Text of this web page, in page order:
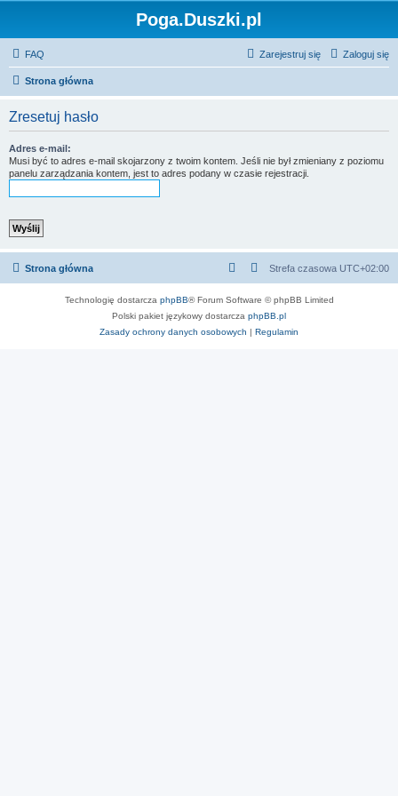
Poga.Duszki.pl
FAQ Zaloguj się
Zarejestruj się
Strona główna
Zresetuj hasło
Adres e-mail:
Musi być to adres e-mail skojarzony z twoim kontem. Jeśli nie był zmieniany z poziomu
panelu zarządzania kontem, jest to adres podany w czasie rejestracji.
Strona główna Strefa czasowa UTC+02:00
Technologię dostarcza phpBB® Forum Software © phpBB Limited
Polski pakiet językowy dostarcza phpBB.pl
Zasady ochrony danych osobowych | Regulamin